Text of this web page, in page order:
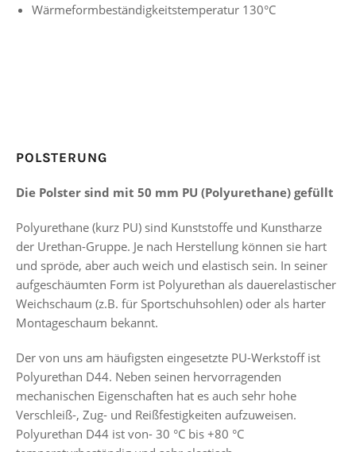
Wärmeformbeständigkeitstemperatur 130°C
POLSTERUNG
Die Polster sind mit 50 mm PU (Polyurethane) gefüllt
Polyurethane (kurz PU) sind Kunststoffe und Kunstharze
der Urethan-Gruppe. Je nach Herstellung können sie hart
und spröde, aber auch weich und elastisch sein. In seiner
aufgeschäumten Form ist Polyurethan als dauerelastischer
Weichschaum (z.B. für Sportschuhsohlen) oder als harter
Montageschaum bekannt.
Der von uns am häufigsten eingesetzte PU-Werkstoff ist
Polyurethan D44. Neben seinen hervorragenden
mechanischen Eigenschaften hat es auch sehr hohe
Verschleiß-, Zug- und Reißfestigkeiten aufzuweisen.
Polyurethan D44 ist von- 30 °C bis +80 °C